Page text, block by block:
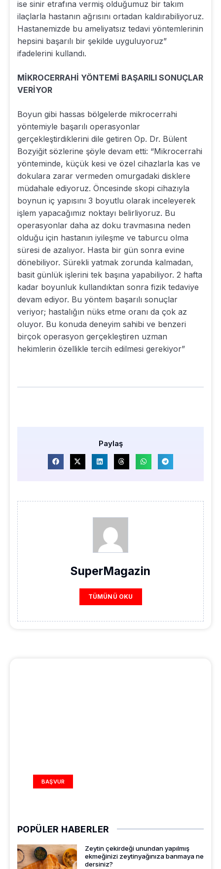
ise sinir etrafına vermiş olduğumuz bir takım
ilaçlarla hastanın ağrısını ortadan kaldırabiliyoruz.
Hastanemizde bu ameliyatsız tedavi yöntemlerinin
hepsini başarılı bir şekilde uyguluyoruz”
ifadelerini kullandı.
MİKROCERRAHİ YÖNTEMİ BAŞARILI SONUÇLAR
VERİYOR
Boyun gibi hassas bölgelerde mikrocerrahi
yöntemiyle başarılı operasyonlar
gerçekleştirdiklerini dile getiren Op. Dr. Bülent
Bozyiğit sözlerine şöyle devam etti: “Mikrocerrahi
yönteminde, küçük kesi ve özel cihazlarla kas ve
dokulara zarar vermeden omurgadaki disklere
müdahale ediyoruz. Öncesinde skopi cihazıyla
boynun iç yapısını 3 boyutlu olarak inceleyerek
işlem yapacağımız noktayı belirliyoruz. Bu
operasyonlar daha az doku travmasına neden
olduğu için hastanın iyileşme ve taburcu olma
süresi de azalıyor. Hasta bir gün sonra evine
dönebiliyor. Sürekli yatmak zorunda kalmadan,
basit günlük işlerini tek başına yapabiliyor. 2 hafta
kadar boyunluk kullandıktan sonra fizik tedaviye
devam ediyor. Bu yöntem başarılı sonuçlar
veriyor; hastalığın nüks etme oranı da çok az
oluyor. Bu konuda deneyim sahibi ve benzeri
birçok operasyon gerçekleştiren uzman
hekimlerin özellikle tercih edilmesi gerekiyor”
Paylaş
SuperMagazin
TÜMÜNÜ OKU
BAŞVUR
POPÜLER HABERLER
Zeytin çekirdeği unundan yapılmış
ekmeğinizi zeytinyağınıza banmaya ne
dersiniz?